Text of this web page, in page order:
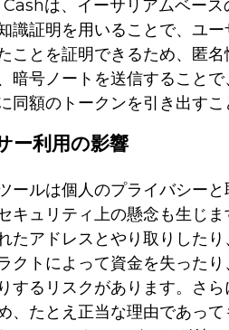
は、イーサリアムベース
識証明を用いることで、ユ
ことを証明できるため、匿
暗号ノートを送信すること
同額のトークンを引き出すこ
ー利用の影響
ールは個人のプライバシー
キュリティ上の懸念も生じ
たアドレスとやり取りした
クトによって資金を失った
するリスクがあります。さ
、たとえ正当な理由であっ